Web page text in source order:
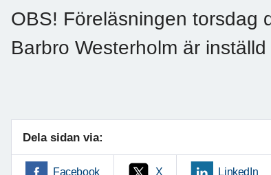
OBS! Föreläsningen torsdag
Barbro Westerholm är
Dela sidan via:
Facebook X LinkedIn